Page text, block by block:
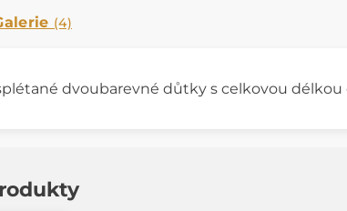
(4)
dvoubarevné důtky s celkovou